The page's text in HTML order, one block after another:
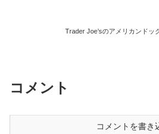
Trader Joe’sのアメリカンドッ
コメント
コメントを書き